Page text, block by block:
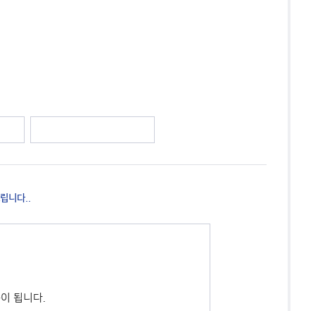
니다..